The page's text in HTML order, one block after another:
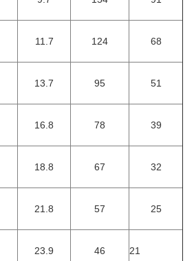
11.7 124 68
13.7 95 51
16.8 78 39
18.8 67 32
21.8 57 25
23.9 46 21